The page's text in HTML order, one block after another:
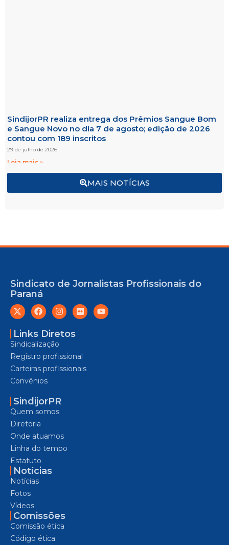
MAIS NOTÍCIAS
SindijorPR realiza entrega dos Prêmios Sangue Bom
e Sangue Novo no dia 7 de agosto; edição de 2026
contou com 189 inscritos
29 de julho de 2026
Leia mais »
Sindicato de Jornalistas Profissionais do
Paraná
Links Diretos
Sindicalização
Registro profissional
Carteiras profissionais
Convênios
SindijorPR
Quem somos
Diretoria
Onde atuamos
Linha do tempo
Estatuto
Notícias
Notícias
Fotos
Vídeos
Comissões
Comissão ética
Código ética